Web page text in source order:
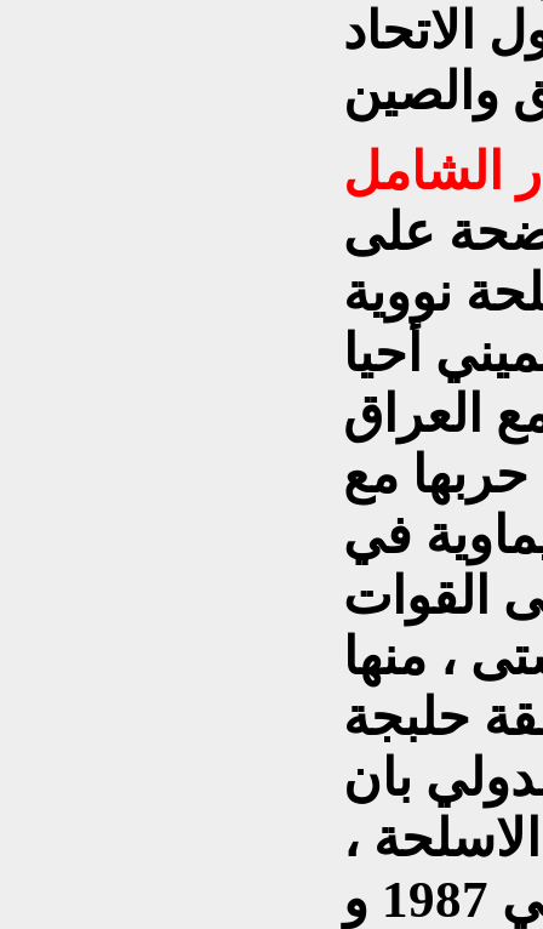
الاتحاد
الشامل
على
نووية
أحيا
العراق
مع
في
القوات
، منها
حلبجة
بان
،
وقد قام العراق في عامي 1987 و